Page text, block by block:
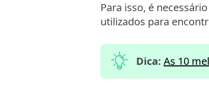
Para isso, é
utilizados para
Dica: As 10